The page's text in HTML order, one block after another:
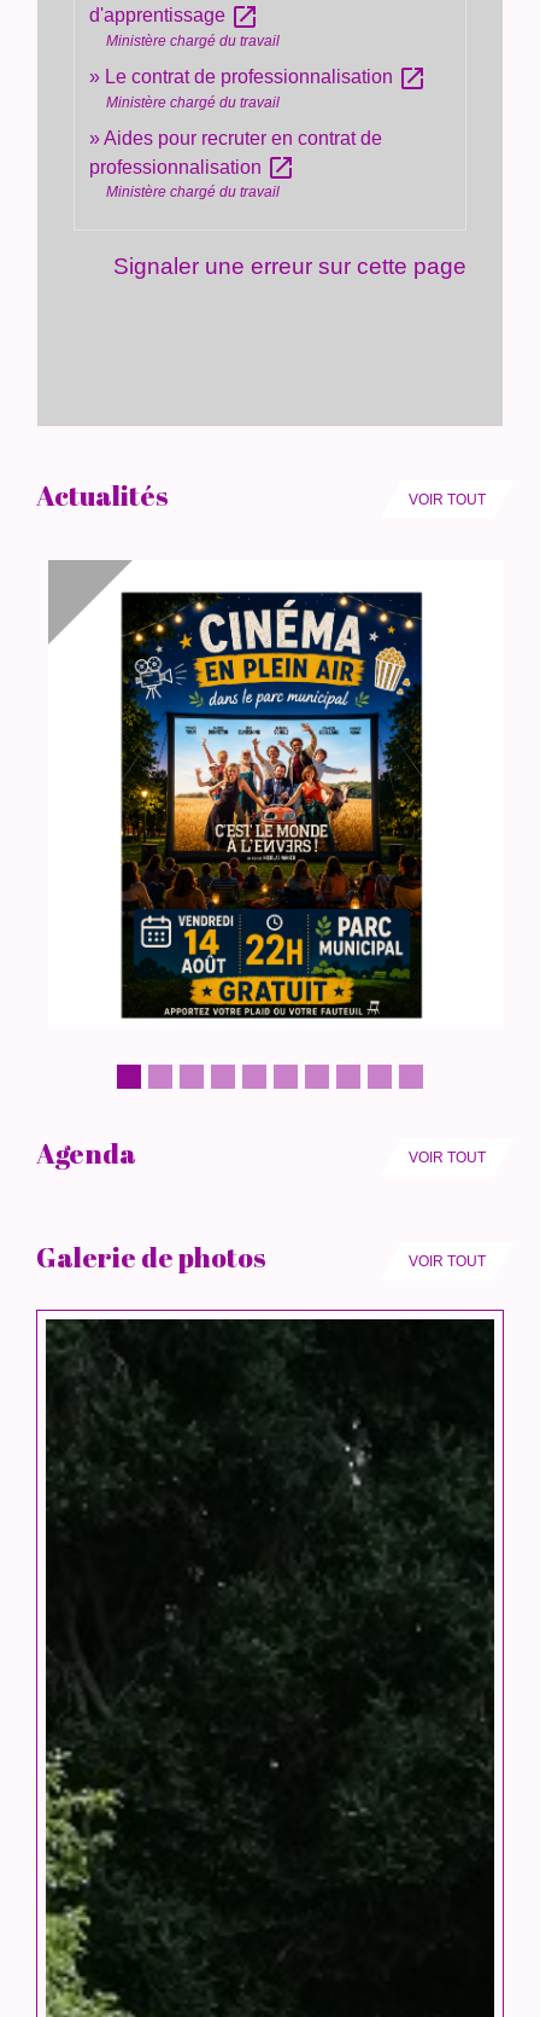
d'apprentissage open_in_new
Ministère chargé du travail
Le contrat de professionnalisation open_in_new
Ministère chargé du travail
Aides pour recruter en contrat de
professionnalisation open_in_new
Ministère chargé du travail
Signaler une erreur sur cette page
Actualités VOIR TOUT
Agenda VOIR TOUT
Galerie de photos VOIR TOUT